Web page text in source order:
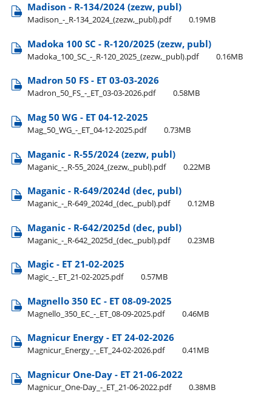
Madison - R-134/2024 (zezw, publ)
Madison​_-​_R-134​_2024​_(zezw,​_publ).pdf 0.19MB
Madoka 100 SC - R-120/2025 (zezw, publ)
Madoka​_100​_SC​_-​_R-120​_2025​_(zezw,​_publ).pdf 0.16MB
Madron 50 FS - ET 03-03-2026
Madron​_50​_FS​_-​_ET​_03-03-2026.pdf 0.58MB
Mag 50 WG - ET 04-12-2025
Mag​_50​_WG​_-​_ET​_04-12-2025.pdf 0.73MB
Maganic - R-55/2024 (zezw, publ)
Maganic​_-​_R-55​_2024​_(zezw,​_publ).pdf 0.22MB
Maganic - R-649/2024d (dec, publ)
Maganic​_-​_R-649​_2024d​_(dec,​_publ).pdf 0.12MB
Maganic - R-642/2025d (dec, publ)
Maganic​_-​_R-642​_2025d​_(dec,​_publ).pdf 0.23MB
Magic - ET 21-02-2025
Magic​_-​_ET​_21-02-2025.pdf 0.57MB
Magnello 350 EC - ET 08-09-2025
Magnello​_350​_EC​_-​_ET​_08-09-2025.pdf 0.46MB
Magnicur Energy - ET 24-02-2026
Magnicur​_Energy​_-​_ET​_24-02-2026.pdf 0.41MB
Magnicur One-Day - ET 21-06-2022
Magnicur​_One-Day​_-​_ET​_21-06-2022.pdf 0.38MB